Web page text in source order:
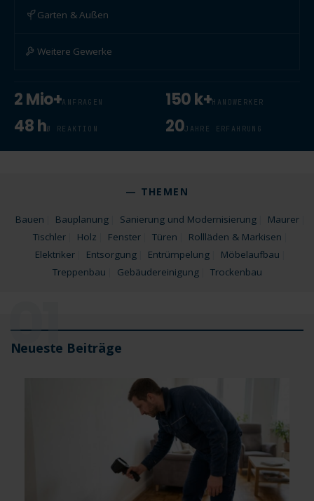
Garten & Außen
Weitere Gewerke
2 Mio+ANFRAGEN 150 k+HANDWERKER
48 hØ REAKTION 20JAHRE ERFAHRUNG
— THEMEN
Bauen Bauplanung Sanierung und Modernisierung
Maurer
Tischler
Holz Fenster Türen
Rollläden & Markisen
Elektriker
Entsorgung Entrümpelung
Möbelaufbau
Treppenbau
Gebäudereinigung Trockenbau
01
Neueste Beiträge